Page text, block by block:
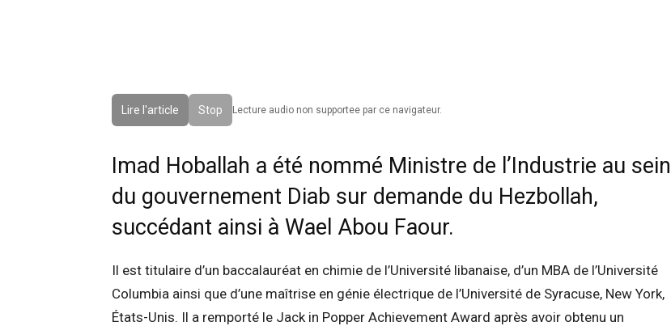
Lire l'article Stop Lecture audio non supportee par ce navigateur.
Imad Hoballah a été nommé Ministre de l’Industrie au sein
du gouvernement Diab sur demande du Hezbollah,
succédant ainsi à Wael Abou Faour.
Il est titulaire d’un baccalauréat en chimie de l’Université libanaise, d’un MBA de l’Université
Columbia ainsi que d’une maîtrise en génie électrique de l’Université de Syracuse, New York,
États-Unis. Il a remporté le Jack in Popper Achievement Award après avoir obtenu un